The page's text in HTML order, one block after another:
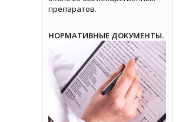
препаратов.
НОРМАТИВНЫЕ ДОКУМЕНТЫ.